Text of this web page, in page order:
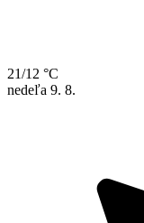
21/12 °C
nedeľa 9. 8.